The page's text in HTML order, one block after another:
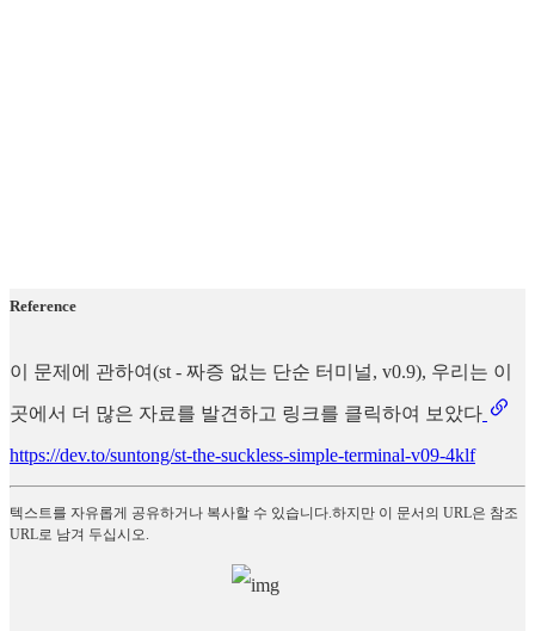
Reference
이 문제에 관하여(st - 짜증 없는 단순 터미널, v0.9), 우리는 이
곳에서 더 많은 자료를 발견하고 링크를 클릭하여 보았다
https://dev.to/suntong/st-the-suckless-simple-terminal-v09-4klf
텍스트를 자유롭게 공유하거나 복사할 수 있습니다.하지만 이 문서의 URL은 참조
URL로 남겨 두십시오.